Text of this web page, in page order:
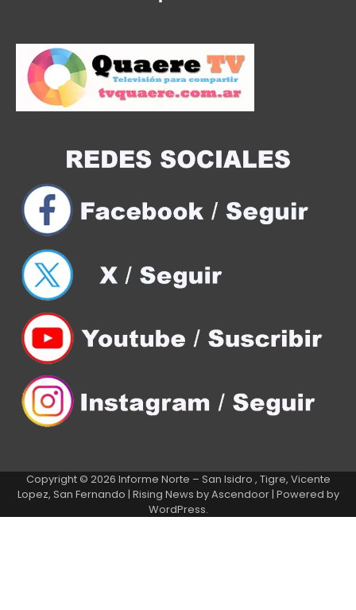
Copyright © 2026 Informe Norte – San Isidro , Tigre, Vicente
Lopez, San Fernando | Rising News byAscendoor| Powered by
WordPress.